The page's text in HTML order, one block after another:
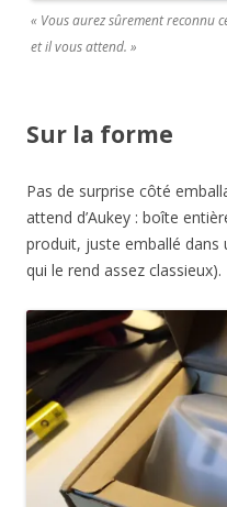
« Vous aurez sûrement reconnu
et il vous attend. »
Sur la forme
Pas de surprise côté
attend d’Aukey : boîte
produit, juste emballé dans
qui le rend assez classieux).